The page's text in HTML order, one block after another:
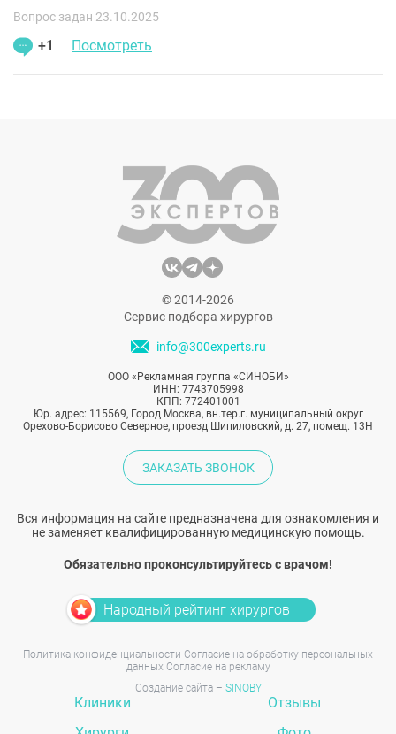
Вопрос задан 23.10.2025
+1 Посмотреть
© 2014-2026
Сервис подбора хирургов
info@300experts.ru
ООО «Рекламная группа «СИНОБИ»
ИНН: 7743705998
КПП: 772401001
Юр. адрес: 115569, Город Москва, вн.тер.г. муниципальный округ
Орехово-Борисово Северное, проезд Шипиловский, д. 27, помещ. 13Н
ЗАКАЗАТЬ ЗВОНОК
Вся информация на сайте предназначена для ознакомления и
не заменяет квалифицированную медицинскую помощь.
Обязательно проконсультируйтесь с врачом!
Народный рейтинг хирургов
Политика конфиденциальности Согласие на обработку персональных
данных Согласие на рекламу
Создание сайта – SINOBY
Клиники
Отзывы